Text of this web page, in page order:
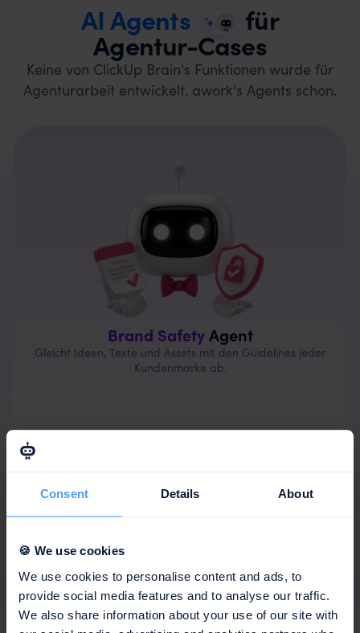
Consent Details About
🍪 We use cookies
We use cookies to personalise content and ads, to
provide social media features and to analyse our traffic.
We also share information about your use of our site with
AI Agents für
Agentur-Cases
Keine von ClickUp Brain's Funktionen wurde für
Agenturarbeit entwickelt. awork's Agents schon.
Brand SafetyAgent
Gleicht Ideen, Texte und Assets mit den Guidelines jeder
Kundenmarke ab.